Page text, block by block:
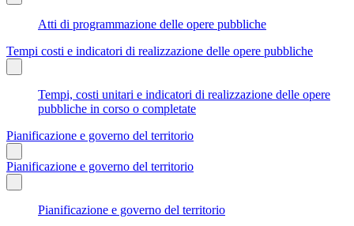
Atti di programmazione delle opere pubbliche
Tempi costi e indicatori di realizzazione delle opere pubbliche
Tempi, costi unitari e indicatori di realizzazione delle opere
pubbliche in corso o completate
Pianificazione e governo del territorio
Pianificazione e governo del territorio
Pianificazione e governo del territorio